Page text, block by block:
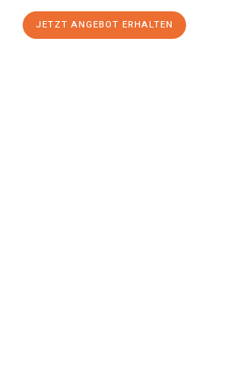
JETZT ANGEBOT ERHALTEN